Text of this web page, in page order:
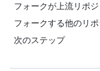
フォークが上流リポ
フォークする他のリ
次のステップ